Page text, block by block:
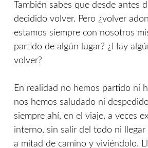
También sabes que desde antes
decidido volver. Pero ¿volver
estamos siempre con nosotros
partido de algún lugar? ¿Hay
volver?
En realidad no hemos partido ni
nos hemos saludado ni
siempre ahí, en el viaje, a veces
interno, sin salir del todo ni
a mitad de camino y viviéndolo.